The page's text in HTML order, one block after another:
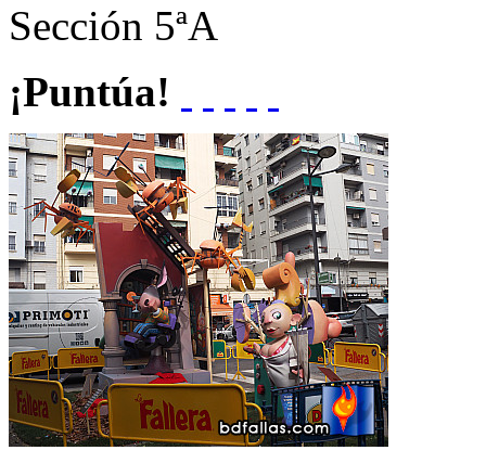
Sección 5ªA
¡Puntúa!